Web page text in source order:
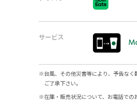
サービス
※台風、その他災害等により、予告な
ご了承下さい。
※在庫・販売状況について、お電話での